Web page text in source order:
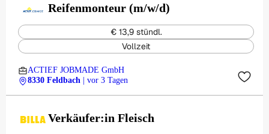
Reifenmonteur (m/w/d)
€ 13,9 stündl.
Vollzeit
ACTIEF JOBMADE GmbH
8330 Feldbach
| vor 3 Tagen
Verkäufer:in Fleisch